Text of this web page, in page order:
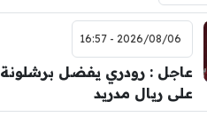
2026/08/06 - 16:57
عاجل : رودري يفضل برشلونة
على ريال مدريد